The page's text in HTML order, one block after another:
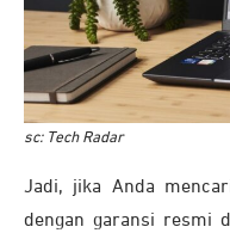
sc: Tech Radar
Jadi, jika Anda
dengan garansi resmi